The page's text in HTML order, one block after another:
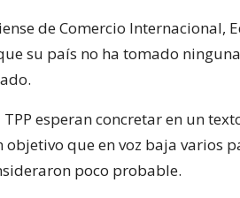
de Comercio Internacional,
su país no ha tomado
esperan concretar en un
objetivo que en voz baja varios
poco probable.